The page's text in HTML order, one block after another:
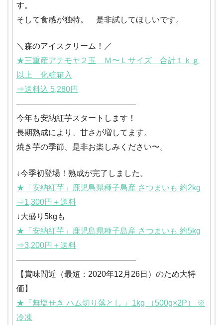
す。
そして食感が独特。 是非試してほしいです。
＼森のアイスクリーム！／
★三重産アテモヤ２玉 Ｍ〜Ｌサイズ 合計１ｋｇ
以上 化粧箱入
⇒送料込 5,280円
―――――――――――――――
今年も安納紅芋スタートします！
長期熟成により、甘さが増してます。
焼き芋の季節、是非お楽しみください〜。
↓今季初登場！熟成が完了しました。
★「安納紅芋」鹿児島県種子島産 さつまいも 約2kg
⇒1,300円＋送料
↓大盛り5kgも
★「安納紅芋」鹿児島県種子島産 さつまいも 約5kg
⇒3,200円＋送料
―――――――――――――――
【賞味間近（最短：2020年12月26日）のため大特
価】
★『無塩せき ハム切り落とし 』1kg （500g×2P） ※
冷凍